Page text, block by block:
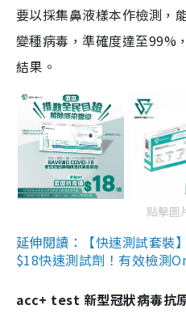
要以採集鼻液樣本作檢測
變種病毒，準確度達至99%
結果。
點擊圖
延伸閱讀：【快速測試套裝
$18快速測試劑！有效檢測
acc+ test 新型冠狀病毒抗